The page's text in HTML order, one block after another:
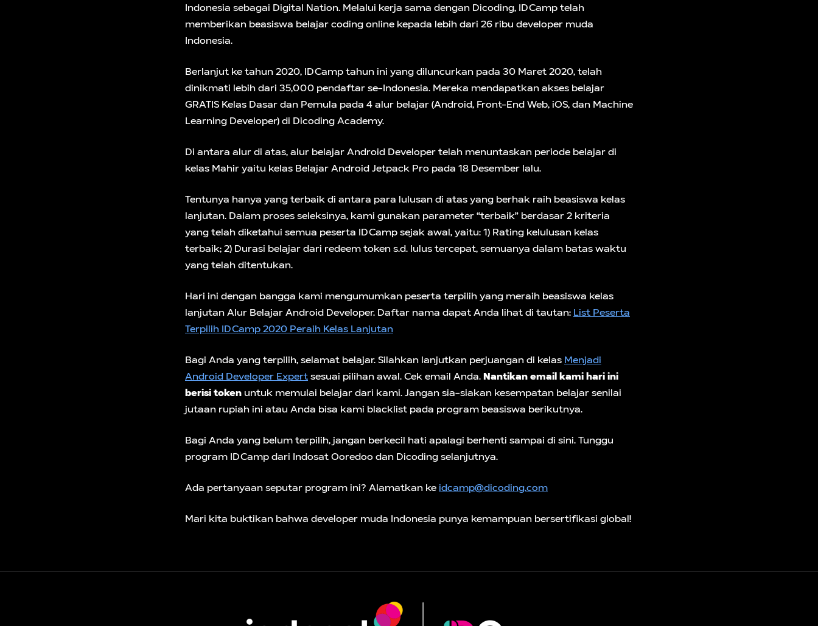
Indonesia sebagai Digital Nation. Melalui kerja sama dengan Dicoding, IDCamp telah
memberikan beasiswa belajar coding online kepada lebih dari 26 ribu developer muda
Indonesia.
Berlanjut ke tahun 2020, IDCamp tahun ini yang diluncurkan pada 30 Maret 2020, telah
dinikmati lebih dari 35,000 pendaftar se-Indonesia. Mereka mendapatkan akses belajar
GRATIS Kelas Dasar dan Pemula pada 4 alur belajar (Android, Front-End Web, iOS, dan Machine
Learning Developer) di Dicoding Academy.
Di antara alur di atas, alur belajar Android Developer telah menuntaskan periode belajar di
kelas Mahir yaitu kelas Belajar Android Jetpack Pro pada 18 Desember lalu.
Tentunya hanya yang terbaik di antara para lulusan di atas yang berhak raih beasiswa kelas
lanjutan. Dalam proses seleksinya, kami gunakan parameter “terbaik” berdasar 2 kriteria
yang telah diketahui semua peserta IDCamp sejak awal, yaitu: 1) Rating kelulusan kelas
terbaik; 2) Durasi belajar dari redeem token s.d. lulus tercepat, semuanya dalam batas waktu
yang telah ditentukan.
Hari ini dengan bangga kami mengumumkan peserta terpilih yang meraih beasiswa kelas
lanjutan Alur Belajar Android Developer. Daftar nama dapat Anda lihat di tautan: List Peserta
Terpilih IDCamp 2020 Peraih Kelas Lanjutan
Bagi Anda yang terpilih, selamat belajar. Silahkan lanjutkan perjuangan di kelas Menjadi
Android Developer Expert sesuai pilihan awal. Cek email Anda. Nantikan email kami hari ini
berisi token untuk memulai belajar dari kami. Jangan sia-siakan kesempatan belajar senilai
jutaan rupiah ini atau Anda bisa kami blacklist pada program beasiswa berikutnya.
Bagi Anda yang belum terpilih, jangan berkecil hati apalagi berhenti sampai di sini. Tunggu
program IDCamp dari Indosat Ooredoo dan Dicoding selanjutnya.
Ada pertanyaan seputar program ini? Alamatkan ke idcamp@dicoding.com
Mari kita buktikan bahwa developer muda Indonesia punya kemampuan bersertifikasi global!